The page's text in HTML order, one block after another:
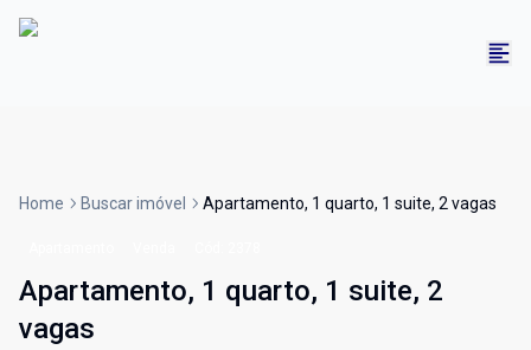
Home Buscar imóvel Apartamento, 1 quarto, 1 suite, 2 vagas
Apartamento, 1 quarto, 1 suite, 2
vagas